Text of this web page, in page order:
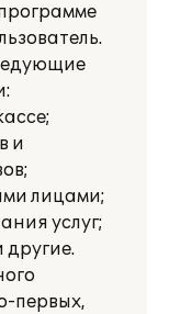
и
лицами;
услуг;
другие.
первых,